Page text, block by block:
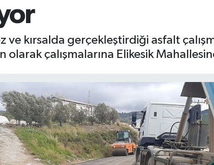
ve kırsalda gerçekleştirdiği asfalt
olarak çalışmalarına Elikesik